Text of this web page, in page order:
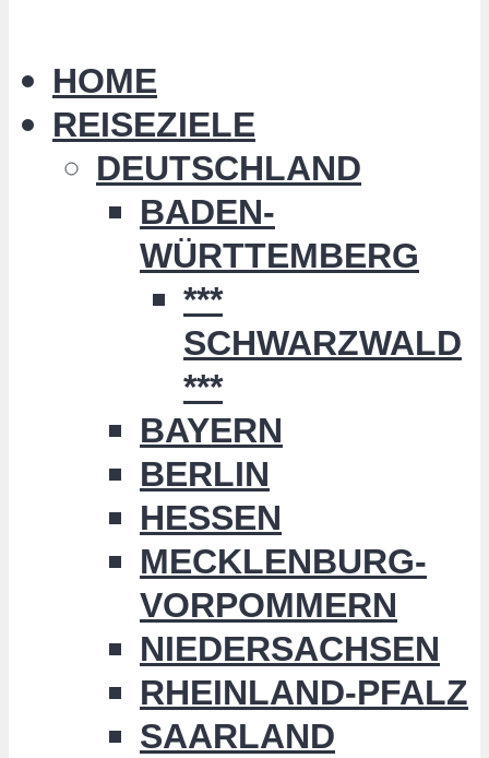
HOME
REISEZIELE
DEUTSCHLAND
BADEN-
WÜRTTEMBERG
***
SCHWARZWALD
***
BAYERN
BERLIN
HESSEN
MECKLENBURG-
VORPOMMERN
NIEDERSACHSEN
RHEINLAND-PFALZ
SAARLAND